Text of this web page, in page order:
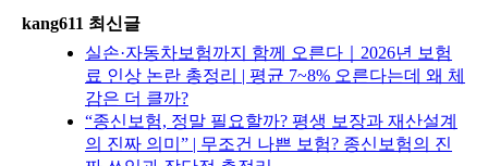
kang611 최신글
실손·자동차보험까지 함께 오른다｜2026년 보험
료 인상 논란 총정리 | 평균 7~8% 오른다는데 왜 체
감은 더 클까?
“종신보험, 정말 필요할까? 평생 보장과 재산설계
의 진짜 의미” | 무조건 나쁜 보험? 종신보험의 진